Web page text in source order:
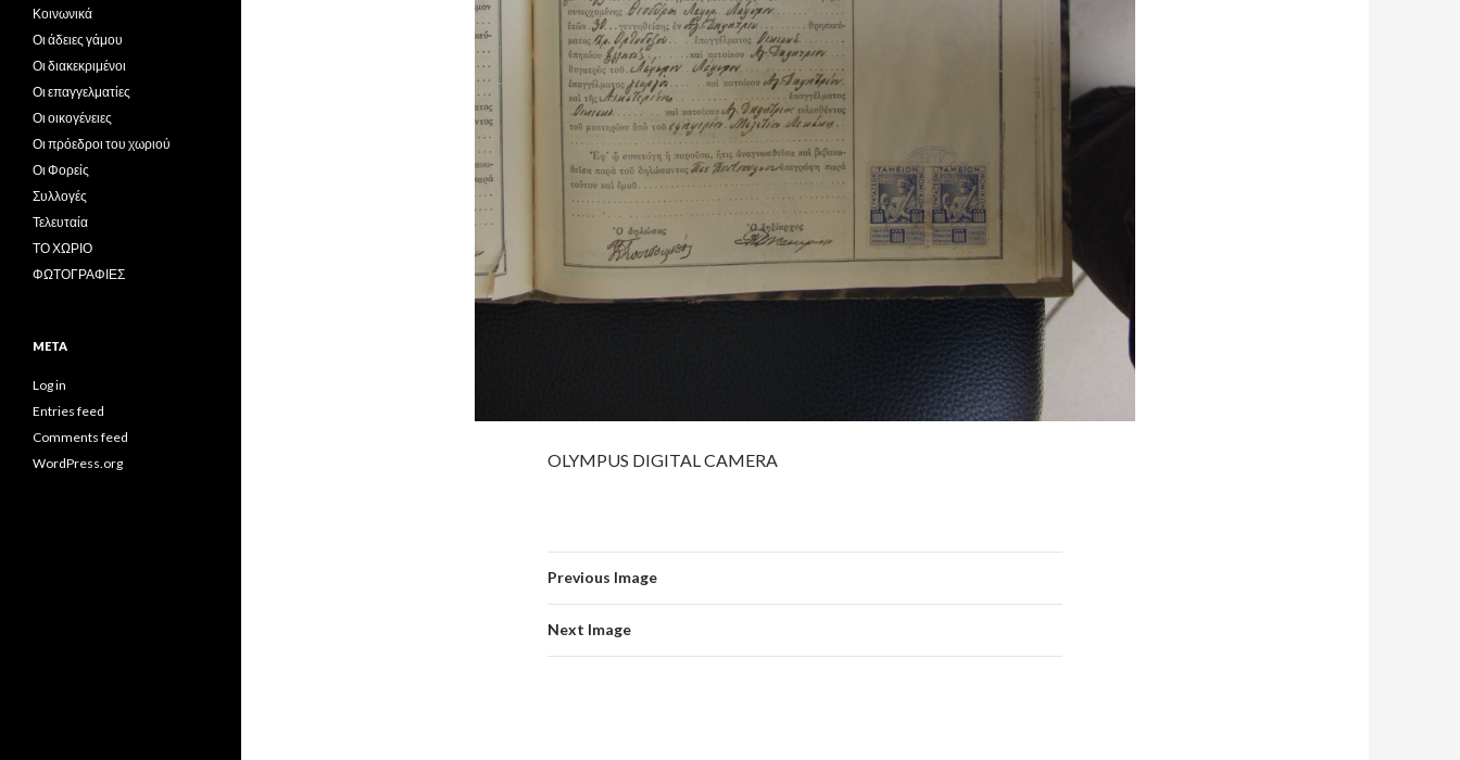
OLYMPUS DIGITAL CAMERA
Previous Image
Next Image
Κοινωνικά
Οι άδειες γάμου
Οι διακεκριμένοι
Οι επαγγελματίες
Οι οικογένειες
Οι πρόεδροι του χωριού
Οι Φορείς
Συλλογές
Τελευταία
ΤΟ ΧΩΡΙΟ
ΦΩΤΟΓΡΑΦΙΕΣ
META
Log in
Entries feed
Comments feed
WordPress.org